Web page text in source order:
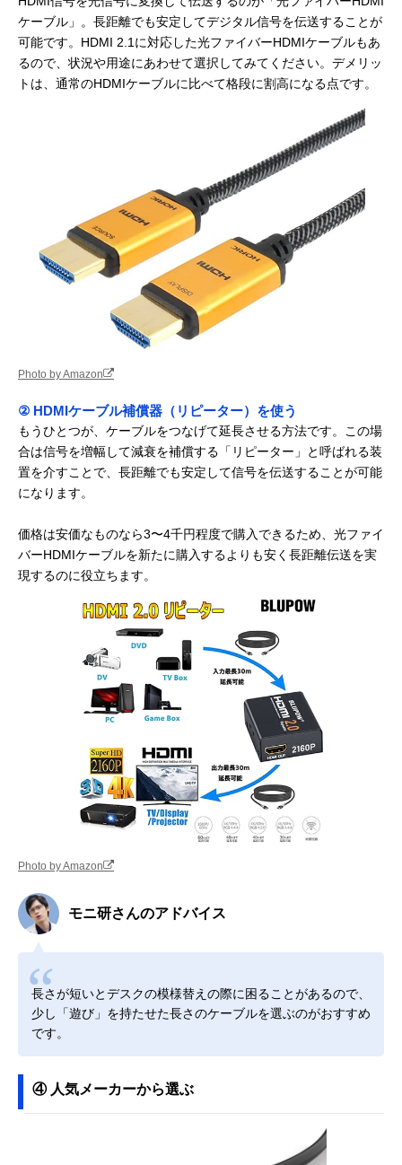
ケーブル」。長距離でも安定してデジタル信号を伝送することが
可能です。HDMI 2.1に対応した光ファイバーHDMIケーブルもあ
るので、状況や用途にあわせて選択してみてください。デメリッ
トは、通常のHDMIケーブルに比べて格段に割高になる点です。
Photo by Amazon
② HDMIケーブル補償器（リピーター）を使う
もうひとつが、ケーブルをつなげて延長させる方法です。この場
合は信号を増幅して減衰を補償する「リピーター」と呼ばれる装
置を介すことで、長距離でも安定して信号を伝送することが可能
になります。
価格は安価なものなら3〜4千円程度で購入できるため、光ファイ
バーHDMIケーブルを新たに購入するよりも安く長距離伝送を実
現するのに役立ちます。
Photo by Amazon
モニ研さんのアドバイス
長さが短いとデスクの模様替えの際に困ることがあるので、
少し「遊び」を持たせた長さのケーブルを選ぶのがおすすめ
です。
④ 人気メーカーから選ぶ